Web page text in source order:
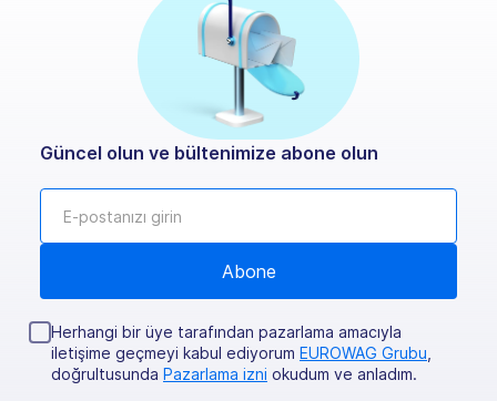
Güncel olun ve bültenimize abone olun
Herhangi bir üye tarafından pazarlama amacıyla
iletişime geçmeyi kabul ediyorum EUROWAG Grubu
doğrultusunda Pazarlama izni okudum ve anladım.